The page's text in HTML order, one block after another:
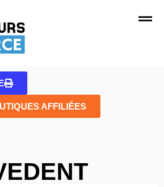
AFFILIÉES